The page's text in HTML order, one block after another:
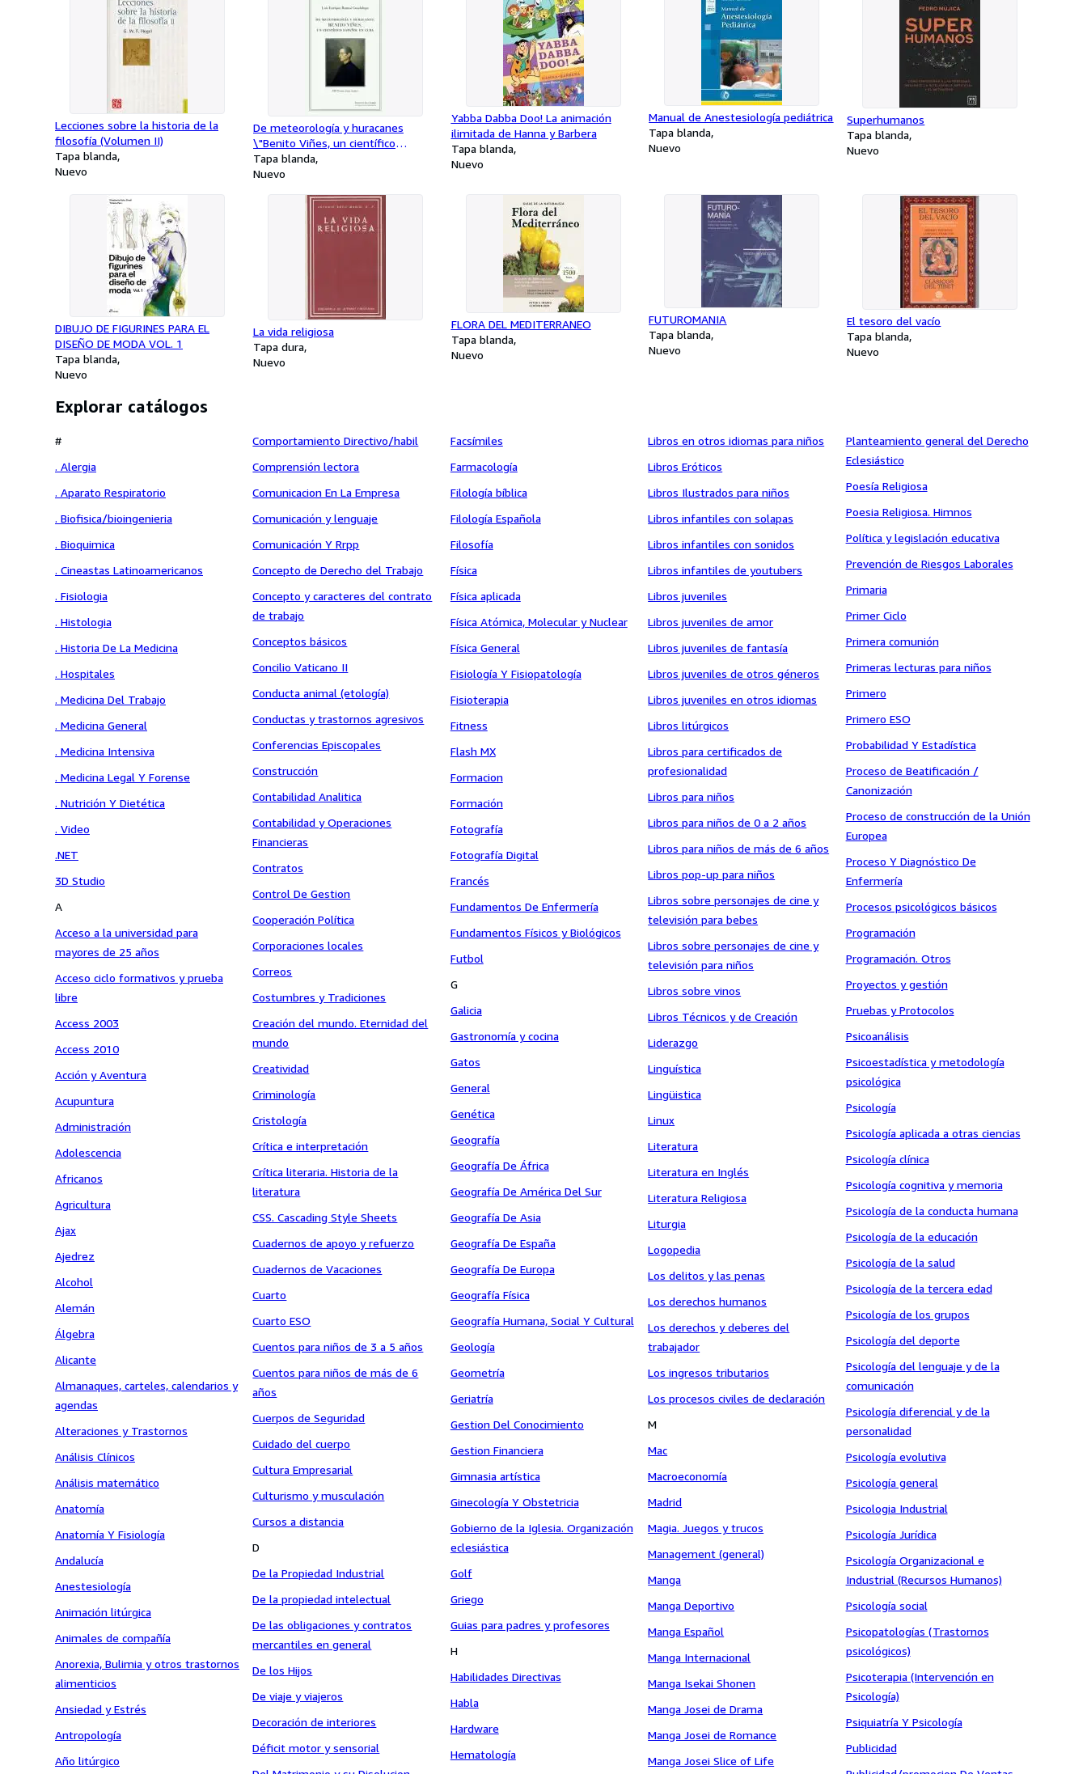
Lecciones sobre la historia de la
filosofía (Volumen II)
Tapa blanda
Nuevo
De meteorología y huracanes
\"Benito Viñes, un científico
español en Cuba\"
Tapa blanda
Nuevo
Yabba Dabba Doo! La animación
ilimitada de Hanna y Barbera
Tapa blanda
Nuevo
Manual de Anestesiología pediátrica
Tapa blanda
Nuevo
Superhumanos
Tapa blanda
Nuevo
DIBUJO DE FIGURINES PARA EL
DISEÑO DE MODA VOL. 1
Tapa blanda
Nuevo
La vida religiosa
Tapa dura
Nuevo
FLORA DEL MEDITERRANEO
Tapa blanda
Nuevo
FUTUROMANIA
Tapa blanda
Nuevo
El tesoro del vacío
Tapa blanda
Nuevo
Explorar catálogos
#
. Alergia
. Aparato Respiratorio
. Biofisica/bioingenieria
. Bioquimica
. Cineastas Latinoamericanos
. Fisiologia
. Histologia
. Historia De La Medicina
. Hospitales
. Medicina Del Trabajo
. Medicina General
. Medicina Intensiva
. Medicina Legal Y Forense
. Nutrición Y Dietética
. Video
.NET
3D Studio
A
Acceso a la universidad para
mayores de 25 años
Acceso ciclo formativos y prueba
libre
Access 2003
Access 2010
Acción y Aventura
Acupuntura
Administración
Adolescencia
Africanos
Agricultura
Ajax
Ajedrez
Alcohol
Alemán
Álgebra
Alicante
Almanaques, carteles, calendarios y
agendas
Alteraciones y Trastornos
Análisis Clínicos
Análisis matemático
Anatomía
Anatomía Y Fisiología
Andalucía
Anestesiología
Animación litúrgica
Animales de compañía
Anorexia, Bulimia y otros trastornos
alimenticios
Ansiedad y Estrés
Antropología
Año litúrgico
Comportamiento Directivo/habil
Comprensión lectora
Comunicacion En La Empresa
Comunicación y lenguaje
Comunicación Y Rrpp
Concepto de Derecho del Trabajo
Concepto y caracteres del contrato
de trabajo
Conceptos básicos
Concilio Vaticano II
Conducta animal (etología)
Conductas y trastornos agresivos
Conferencias Episcopales
Construcción
Contabilidad Analitica
Contabilidad y Operaciones
Financieras
Contratos
Control De Gestion
Cooperación Política
Corporaciones locales
Correos
Costumbres y Tradiciones
Creación del mundo. Eternidad del
mundo
Creatividad
Criminología
Cristología
Crítica e interpretación
Crítica literaria. Historia de la
literatura
CSS. Cascading Style Sheets
Cuadernos de apoyo y refuerzo
Cuadernos de Vacaciones
Cuarto
Cuarto ESO
Cuentos para niños de 3 a 5 años
Cuentos para niños de más de 6
años
Cuerpos de Seguridad
Cuidado del cuerpo
Cultura Empresarial
Culturismo y musculación
Cursos a distancia
D
De la Propiedad Industrial
De la propiedad intelectual
De las obligaciones y contratos
mercantiles en general
De los Hijos
De viaje y viajeros
Decoración de interiores
Déficit motor y sensorial
Facsímiles
Farmacología
Filología bíblica
Filología Española
Filosofía
Física
Física aplicada
Física Atómica, Molecular y Nuclear
Física General
Fisiología Y Fisiopatología
Fisioterapia
Fitness
Flash MX
Formacion
Formación
Fotografía
Fotografía Digital
Francés
Fundamentos De Enfermería
Fundamentos Físicos y Biológicos
Futbol
G
Galicia
Gastronomía y cocina
Gatos
General
Genética
Geografía
Geografía De África
Geografía De América Del Sur
Geografía De Asia
Geografía De España
Geografía De Europa
Geografía Física
Geografía Humana, Social Y Cultural
Geología
Geometría
Geriatría
Gestion Del Conocimiento
Gestion Financiera
Gimnasia artística
Ginecología Y Obstetricia
Gobierno de la Iglesia. Organización
eclesiástica
Golf
Griego
Guias para padres y profesores
H
Habilidades Directivas
Habla
Hardware
Hematología
Libros en otros idiomas para niños
Libros Eróticos
Libros Ilustrados para niños
Libros infantiles con solapas
Libros infantiles con sonidos
Libros infantiles de youtubers
Libros juveniles
Libros juveniles de amor
Libros juveniles de fantasía
Libros juveniles de otros géneros
Libros juveniles en otros idiomas
Libros litúrgicos
Libros para certificados de
profesionalidad
Libros para niños
Libros para niños de 0 a 2 años
Libros para niños de más de 6 años
Libros pop-up para niños
Libros sobre personajes de cine y
televisión para bebes
Libros sobre personajes de cine y
televisión para niños
Libros sobre vinos
Libros Técnicos y de Creación
Liderazgo
Linguística
Lingüistica
Linux
Literatura
Literatura en Inglés
Literatura Religiosa
Liturgia
Logopedia
Los delitos y las penas
Los derechos humanos
Los derechos y deberes del
trabajador
Los ingresos tributarios
Los procesos civiles de declaración
M
Mac
Macroeconomía
Madrid
Magia. Juegos y trucos
Management (general)
Manga
Manga Deportivo
Manga Español
Manga Internacional
Manga Isekai Shonen
Manga Josei de Drama
Manga Josei de Romance
Manga Josei Slice of Life
Planteamiento general del Derecho
Eclesiástico
Poesía Religiosa
Poesia Religiosa. Himnos
Política y legislación educativa
Prevención de Riesgos Laborales
Primaria
Primer Ciclo
Primera comunión
Primeras lecturas para niños
Primero
Primero ESO
Probabilidad Y Estadística
Proceso de Beatificación /
Canonización
Proceso de construcción de la Unión
Europea
Proceso Y Diagnóstico De
Enfermería
Procesos psicológicos básicos
Programación
Programación. Otros
Proyectos y gestión
Pruebas y Protocolos
Psicoanálisis
Psicoestadística y metodología
psicológica
Psicología
Psicología aplicada a otras ciencias
Psicología clínica
Psicología cognitiva y memoria
Psicología de la conducta humana
Psicología de la educación
Psicología de la salud
Psicología de la tercera edad
Psicología de los grupos
Psicología del deporte
Psicología del lenguaje y de la
comunicación
Psicología diferencial y de la
personalidad
Psicología evolutiva
Psicología general
Psicologia Industrial
Psicología Jurídica
Psicología Organizacional e
Industrial (Recursos Humanos)
Psicología social
Psicopatologías (Trastornos
psicológicos)
Psicoterapia (Intervención en
Psicología)
Psiquiatría Y Psicología
Publicidad